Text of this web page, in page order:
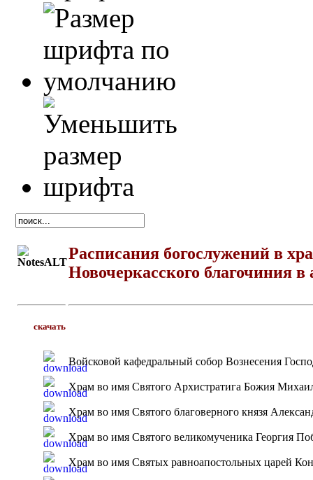
Расписания богослужений в
Новочеркасского благочинияв
скачать
Войсковой кафедральный собор Вознесения
Храм во имя Святого Архистратига Божия
Храм во имя Святого благоверного князя
Храм во имя Святого великомученика Георгия
Храм во имя Святых равноапостольных царей